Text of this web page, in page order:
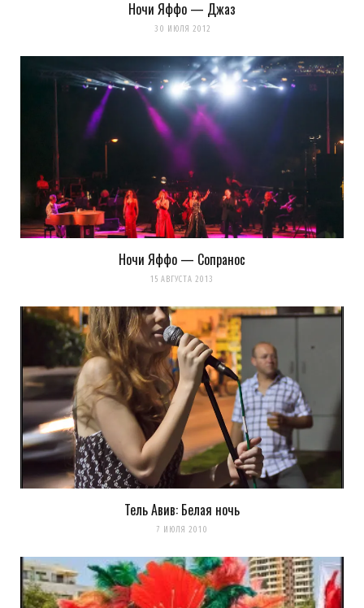
Загрузка...
k0ev
это один из пресетов, который я
слегка «облегчил» в цветах
(голубой и желтый)
все фотографии я обрабатываю в
LR, а потом через фотошоп
добавляю Intellegent Sharpening (от
Павла Косенко)
Загрузка...
Артём
Шарп от Павла Косенко
тоже пользую, но очень
осторожно. Сильный он…
Ночи Яффо — Джаз
30 ИЮЛЯ 2012
Ночи Яффо — Сопранос
15 АВГУСТА 2013
Тель Авив: Белая ночь
7 ИЮЛЯ 2010